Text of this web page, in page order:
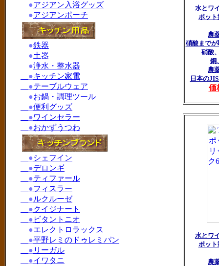
水とワ
ポット
農
硝酸まで
硝酸
銅
農
日本の
価
水とワ
ポット
農
●アジアン入浴グッズ
●アジアンポーチ
●鉄器
●土器
●浄水・整水器
●キッチン家電
●テーブルウェア
●お鍋・調理ツール
●便利グッズ
●ワインセラー
●おかずうつわ
●シェフイン
●デロンギ
●ティファール
●フィスラー
●ルクルーゼ
●クイジナート
● ビタントニオ
●エレクトロラックス
●平野レミのドゥレミパン
● リーガル
●イワタニ